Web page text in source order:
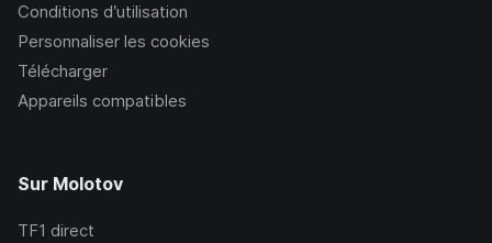
Conditions d’utilisation
Personnaliser les cookies
Télécharger
Appareils compatibles
Sur Molotov
TF1 direct